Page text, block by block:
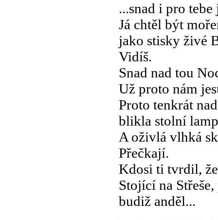
...snad i pro
Já chtěl být
jako stisky živé
Vidíš.
Snad nad tou
Už proto nám
Proto tenkrát
blikla stolní
A oživlá vlhká
Přečkají.
Kdosi ti tvrdil,
Stojící na
budiž anděl...